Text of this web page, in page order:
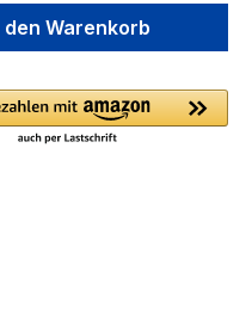
den
den Warenkorb